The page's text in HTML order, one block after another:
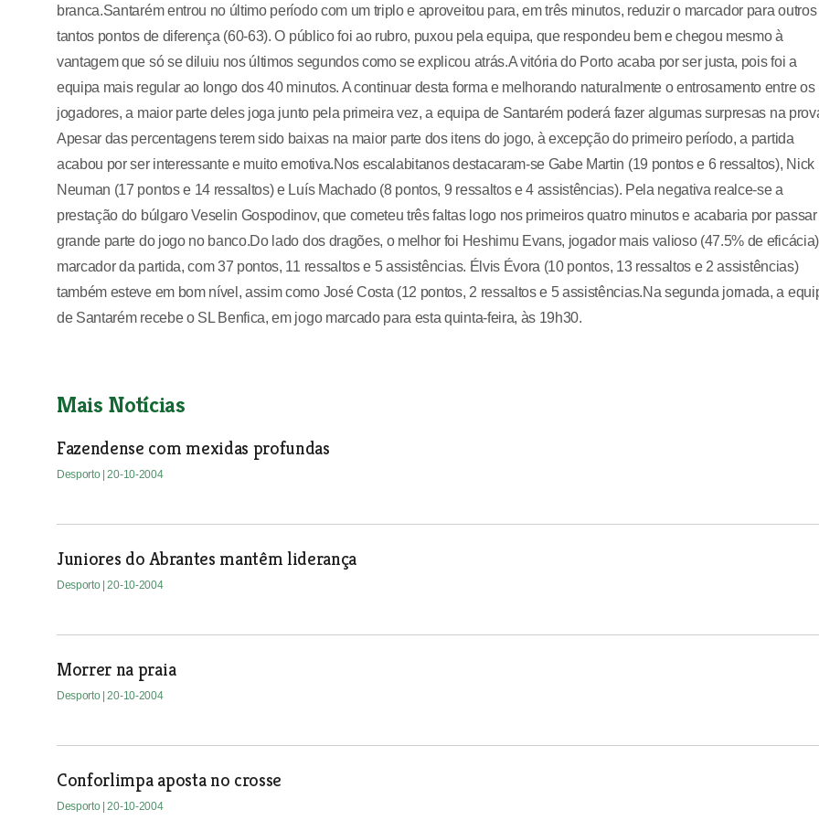
branca.Santarém entrou no último período com um triplo e aproveitou para, em três minutos, reduzir o marcador para outros
tantos pontos de diferença (60-63). O público foi ao rubro, puxou pela equipa, que respondeu bem e chegou mesmo à
vantagem que só se diluiu nos últimos segundos como se explicou atrás.A vitória do Porto acaba por ser justa, pois foi a
equipa mais regular ao longo dos 40 minutos. A continuar desta forma e melhorando naturalmente o entrosamento entre os
jogadores, a maior parte deles joga junto pela primeira vez, a equipa de Santarém poderá fazer algumas surpresas na
Apesar das percentagens terem sido baixas na maior parte dos itens do jogo, à excepção do primeiro período, a partida
acabou por ser interessante e muito emotiva.Nos escalabitanos destacaram-se Gabe Martin (19 pontos e 6 ressaltos), Nick
Neuman (17 pontos e 14 ressaltos) e Luís Machado (8 pontos, 9 ressaltos e 4 assistências). Pela negativa realce-se a
prestação do búlgaro Veselin Gospodinov, que cometeu três faltas logo nos primeiros quatro minutos e acabaria por passar
grande parte do jogo no banco.Do lado dos dragões, o melhor foi Heshimu Evans, jogador mais valioso (47.5% de
marcador da partida, com 37 pontos, 11 ressaltos e 5 assistências. Élvis Évora (10 pontos, 13 ressaltos e 2 assistências)
também esteve em bom nível, assim como José Costa (12 pontos, 2 ressaltos e 5 assistências.Na segunda jornada, a
de Santarém recebe o SL Benfica, em jogo marcado para esta quinta-feira, às 19h30.
Mais Notícias
Fazendense com mexidas profundas
Desporto | 20-10-2004
Juniores do Abrantes mantêm liderança
Desporto | 20-10-2004
Morrer na praia
Desporto | 20-10-2004
Conforlimpa aposta no crosse
Desporto | 20-10-2004